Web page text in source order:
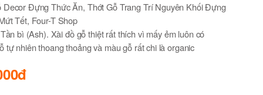
Decor Đựng Thức Ăn, Thớt Gỗ Trang Trí Nguyên Khối Đựng
Tết, Four-T Shop
bì (Ash). Xài đồ gỗ thiệt rất thích vì mấy ẻm luôn có
tự nhiên thoang thoảng và màu gỗ rất chi là organic